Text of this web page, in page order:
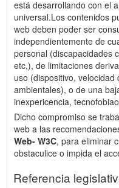
está desarrollando con el
universal.Los contenidos
web deben poder ser
independientemente de
personal (discapacidades
etc,), de limitaciones
uso (dispositivo,
ambientales), o de una
inexpericencia,
Dicho compromiso se
web a las
Web- W3C, para eliminar
obstaculice o impida el
Referencia